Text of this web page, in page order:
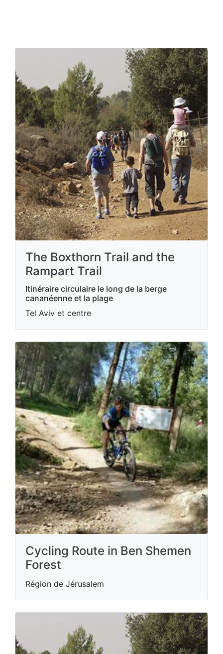
The Boxthorn Trail and the
Rampart Trail
Itinéraire circulaire le long de la berge
cananéenne et la plage
Tel Aviv et centre
Cycling Route in Ben Shemen
Forest
Région de Jérusalem